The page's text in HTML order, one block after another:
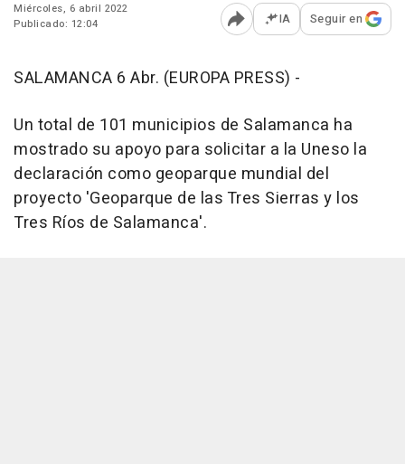
Miércoles, 6 abril 2022
Publicado: 12:04
Abrir opciones para
IA Seguir en
SALAMANCA 6 Abr. (EUROPA PRESS) -
Un total de 101 municipios de Salamanca ha
mostrado su apoyo para solicitar a la Uneso la
declaración como geoparque mundial del
proyecto 'Geoparque de las Tres Sierras y los
Tres Ríos de Salamanca'.